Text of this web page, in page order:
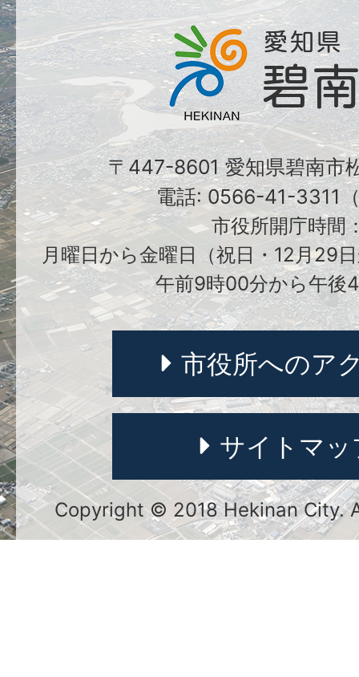
〒447-8601 愛知県碧南市
電話: 0566-41-3311
市役所開庁時間
月曜日から金曜日（祝日・12月29
午前9時00分から午後
市役所へのア
サイトマッ
Copyright © 2018 Hekinan City.